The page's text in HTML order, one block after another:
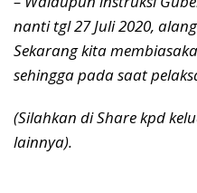
nanti tgl 27 Juli 2020,
Sekarang kita
sehingga pada saat
(Silahkan di Share kpd
lainnya).